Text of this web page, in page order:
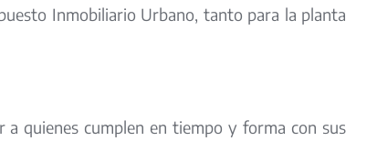
Inmobiliario Urbano, tanto para la planta
a quienes cumplen en tiempo y forma con sus